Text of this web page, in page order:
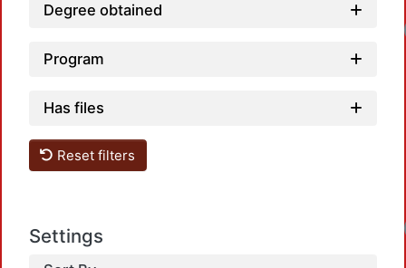
Degree obtained
Program
Has files
Reset filters
Settings